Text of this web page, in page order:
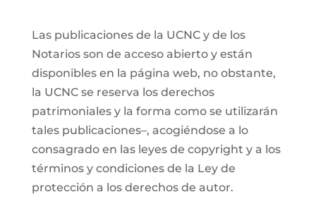
Las publicaciones de la UCNC y de los
Notarios son de acceso abierto y están
disponibles en la página web, no obstante,
la UCNC se reserva los derechos
patrimoniales y la forma como se utilizarán
tales publicaciones–, acogiéndose a lo
consagrado en las leyes de copyright y a los
términos y condiciones de la Ley de
protección a los derechos de autor.